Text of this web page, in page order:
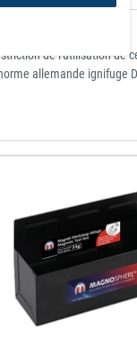
de l'utilisation
allemande ignifuge